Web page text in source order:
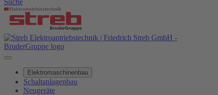
Suche
Elektromaschinenbau
Schaltanlagenbau
Neugeräte